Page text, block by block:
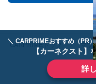
＼ CARPRIMEおすすめ（PR）
【カーネクスト】
詳
CARPRIMEトップ マツダ